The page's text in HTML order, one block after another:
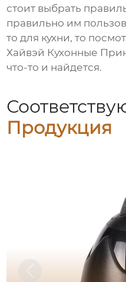
стоит выбрать
правильно им
то для кухни, то
Хайвэй Кухонные
что-то и найдется.
Продукция